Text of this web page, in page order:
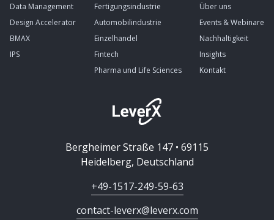
Data Management
Design Accelerator
BMAX
IPS
Fertigungsindustrie
Automobilindustrie
Einzelhandel
Fintech
Pharma und Life Sciences
Über uns
Events & Webinare
Nachhaltigkeit
Insights
Kontakt
Bergheimer Straße 147 • 69115
Heidelberg, Deutschland
+49-1517-249-59-63
contact-leverx@leverx.com